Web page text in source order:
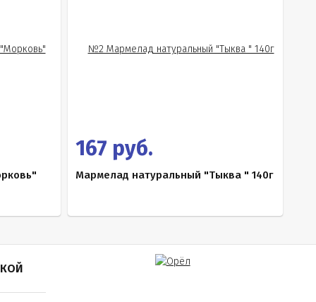
167 руб.
Мармелад натуральный "Тыква " 140г